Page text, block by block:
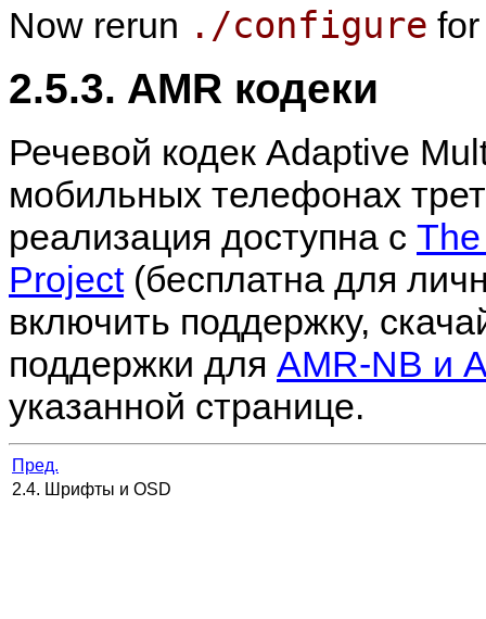
Now rerun ./configure
2.5.3. AMR кодеки
Речевой кодек Adaptive
мобильных телефонах
реализация доступна с
Project(бесплатна для
включить поддержку,
поддержки для AMR-NB и
указанной странице.
Пред.
2.4. Шрифты и OSD